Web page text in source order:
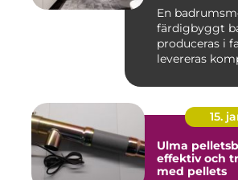
En
färdigbyggt
produceras i
levereras
15.
Ulma
effektiv och
med pellets